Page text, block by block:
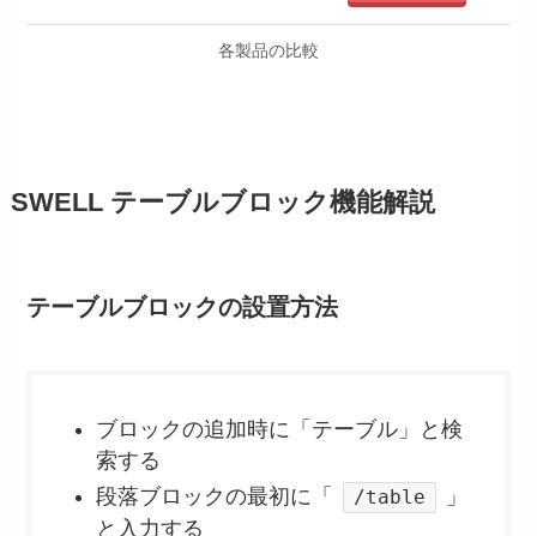
各製品の比較
SWELL テーブルブロック機能解説
テーブルブロックの設置方法
ブロックの追加時に「テーブル」と検
索する
段落ブロックの最初に「
/table
」
と入力する